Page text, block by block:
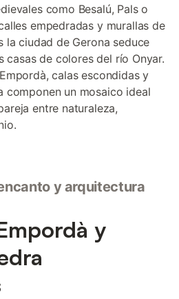
como Besalú, Pals o
empedradas y murallas de
la ciudad de Gerona seduce
casas de colores del río Onyar.
calas escondidas y
componen un mosaico ideal
entre naturaleza,
y arquitectura
y